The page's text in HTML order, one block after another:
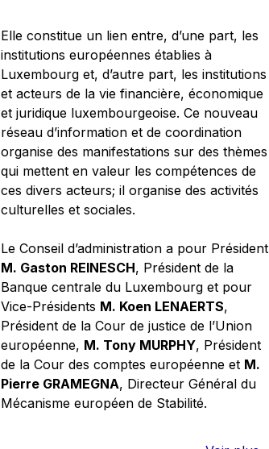
Elle constitue un lien entre, d’une part, les
institutions européennes établies à
Luxembourg et, d’autre part, les institutions
et acteurs de la vie financière, économique
et juridique luxembourgeoise. Ce nouveau
réseau d’information et de coordination
organise des manifestations sur des thèmes
qui mettent en valeur les compétences de
ces divers acteurs; il organise des activités
culturelles et sociales.
Le Conseil d’administration a pour Président
M. Gaston REINESCH, Président de la
Banque centrale du Luxembourg et pour
Vice-Présidents M. Koen LENAERTS,
Président de la Cour de justice de l’Union
européenne, M. Tony MURPHY, Président
de la Cour des comptes européenne et M.
Pierre GRAMEGNA, Directeur Général du
Mécanisme européen de Stabilité.